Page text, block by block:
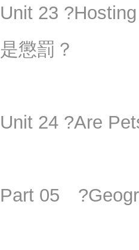
Unit 23
是懲罰？
Unit 24 ?Are
Part 05